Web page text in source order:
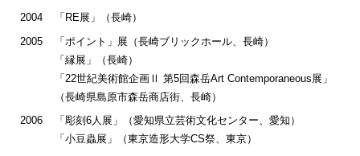
2004
「RE展」（長崎）
2005
「ポイント」展（長崎ブリックホール、長崎）
「縁展」（長崎）
「22世紀美術館企画Ⅱ 第5回森岳Art Contemporaneous展」
（長崎県島原市森岳商店街、長崎）
2006
「彫刻6人展」（愛知県立芸術文化センター、愛知）
「小豆蟲展」（東京造形大学CS祭、東京）